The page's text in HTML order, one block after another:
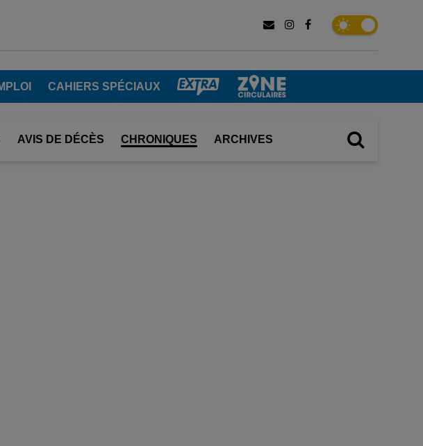
CAHIERS SPÉCIAUX
AVIS DE DÉCÈS CHRONIQUES ARCHIVES